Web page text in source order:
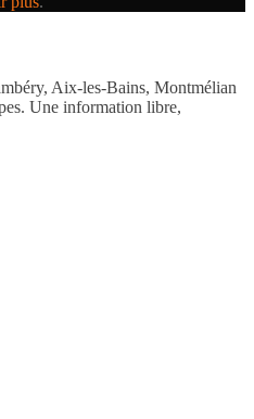
Aix-les-Bains, Montmélian
Une information libre,